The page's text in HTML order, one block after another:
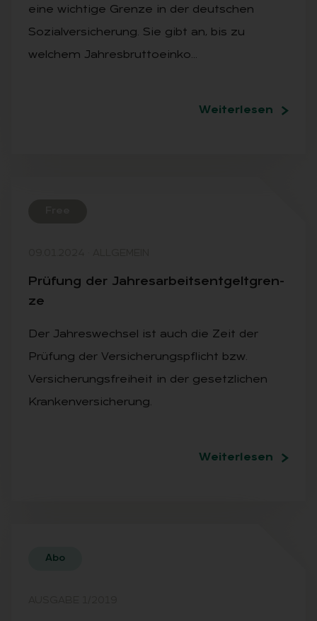
eine wichtige Grenze in der deutschen
Sozialversicherung. Sie gibt an, bis zu
welchem Jahresbruttoeinko…
Weiterlesen
Prü­fung der Jah­res­ar­beits­ent­gelt­gren­
ze
Der Jahreswechsel ist auch die Zeit der
Prüfung der Versicherungspflicht bzw.
Versicherungsfreiheit in der gesetzlichen
Krankenversicherung.
Weiterlesen
Abo